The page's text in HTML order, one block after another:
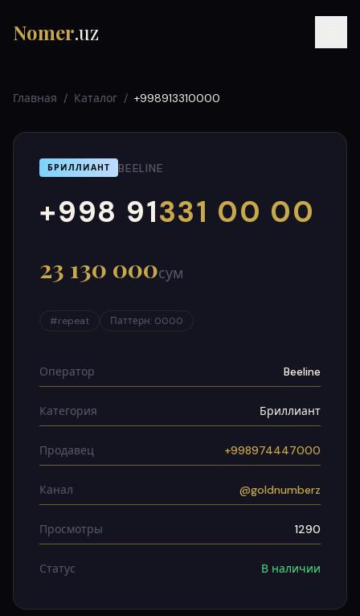
Nomer.uz
UZ УЗ
Главная / Каталог / +998913310000
БРИЛЛИАНТ BEELINE
+998 91331 00 00
000
999
23 130 000сум
#repeat Паттерн: 0000
Оператор Beeline
Категория Бриллиант
Продавец +998974447000
Канал @goldnumberz
Просмотры 1290
Статус В наличии